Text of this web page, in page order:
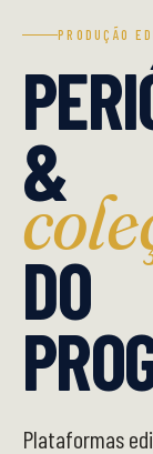
PRODUÇÃO
&
DO
Plataformas